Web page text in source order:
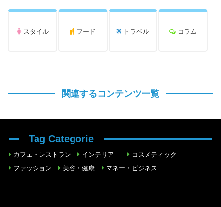
スタイル フード トラベル コラム
関連するコンテンツ一覧
Tag Categorie
カフェ・レストラン インテリア
コスメティック
ファッション
美容・健康 マネー・ビジネス